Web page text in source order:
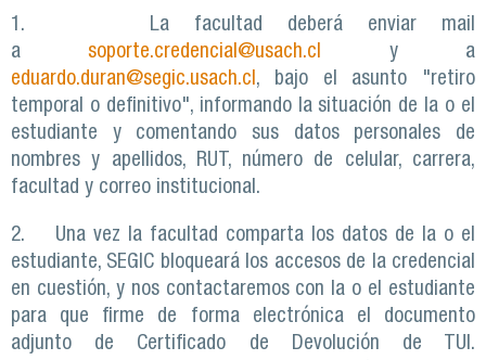
1. La facultad deberá enviar mail
asoporte.credencial@usach.cl y a
eduardo.duran@segic.usach.cl, bajo el asunto "retiro
temporal o definitivo", informando la situación de la o el
estudiante y comentando sus datos personales de
nombres y apellidos, RUT, número de celular, carrera,
facultad y correo institucional.
2. Una vez la facultad comparta los datos de la o el
estudiante, SEGIC bloqueará los accesos de la credencial
en cuestión, y nos contactaremos con la o el estudiante
para que firme de forma electrónica el documento
adjunto de Certificado de Devolución de TUI.